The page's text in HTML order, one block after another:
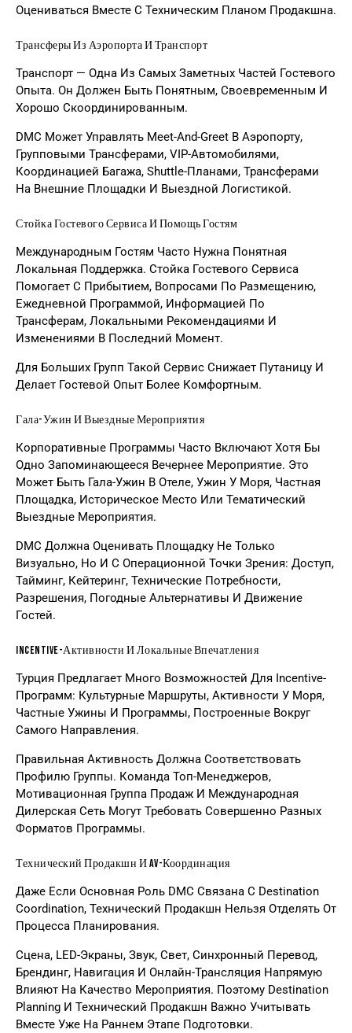
Оцениваться Вместе С Техническим Планом Продакшна.
Трансферы Из Аэропорта И Транспорт
Транспорт — Одна Из Самых Заметных Частей Гостевого
Опыта. Он Должен Быть Понятным, Своевременным И
Хорошо Скоординированным.
DMC Может Управлять Meet-And-Greet В Аэропорту,
Групповыми Трансферами, VIP-Автомобилями,
Координацией Багажа, Shuttle-Планами, Трансферами
На Внешние Площадки И Выездной Логистикой.
Стойка Гостевого Сервиса И Помощь Гостям
Международным Гостям Часто Нужна Понятная
Локальная Поддержка. Стойка Гостевого Сервиса
Помогает С Прибытием, Вопросами По Размещению,
Ежедневной Программой, Информацией По
Трансферам, Локальными Рекомендациями И
Изменениями В Последний Момент.
Для Больших Групп Такой Сервис Снижает Путаницу И
Делает Гостевой Опыт Более Комфортным.
Гала-Ужин И Выездные Мероприятия
Корпоративные Программы Часто Включают Хотя Бы
Одно Запоминающееся Вечернее Мероприятие. Это
Может Быть Гала-Ужин В Отеле, Ужин У Моря, Частная
Площадка, Историческое Место Или Тематический
Выездные Мероприятия.
DMC Должна Оценивать Площадку Не Только
Визуально, Но И С Операционной Точки Зрения: Доступ,
Тайминг, Кейтеринг, Технические Потребности,
Разрешения, Погодные Альтернативы И Движение
Гостей.
Incentive-Активности И Локальные Впечатления
Турция Предлагает Много Возможностей Для Incentive-
Программ: Культурные Маршруты, Активности У Моря,
Частные Ужины И Программы, Построенные Вокруг
Самого Направления.
Правильная Активность Должна Соответствовать
Профилю Группы. Команда Топ-Менеджеров,
Мотивационная Группа Продаж И Международная
Дилерская Сеть Могут Требовать Совершенно Разных
Форматов Программы.
Технический Продакшн И AV-Координация
Даже Если Основная Роль DMC Связана С Destination
Coordination, Технический Продакшн Нельзя Отделять От
Процесса Планирования.
Сцена, LED-Экраны, Звук, Свет, Синхронный Перевод,
Брендинг, Навигация И Онлайн-Трансляция Напрямую
Влияют На Качество Мероприятия. Поэтому Destination
Planning И Технический Продакшн Важно Учитывать
Вместе Уже На Раннем Этапе Подготовки.